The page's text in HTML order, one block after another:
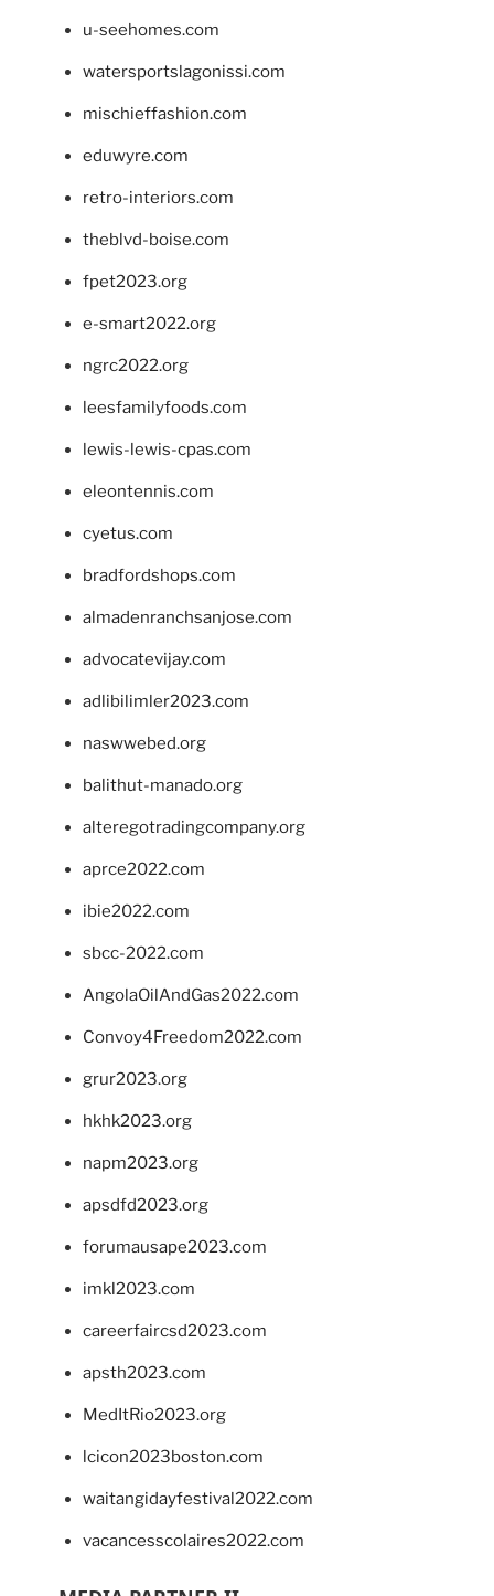
u-seehomes.com
watersportslagonissi.com
mischieffashion.com
eduwyre.com
retro-interiors.com
theblvd-boise.com
fpet2023.org
e-smart2022.org
ngrc2022.org
leesfamilyfoods.com
lewis-lewis-cpas.com
eleontennis.com
cyetus.com
bradfordshops.com
almadenranchsanjose.com
advocatevijay.com
adlibilimler2023.com
naswwebed.org
balithut-manado.org
alteregotradingcompany.org
aprce2022.com
ibie2022.com
sbcc-2022.com
AngolaOilAndGas2022.com
Convoy4Freedom2022.com
grur2023.org
hkhk2023.org
napm2023.org
apsdfd2023.org
forumausape2023.com
imkl2023.com
careerfaircsd2023.com
apsth2023.com
MedItRio2023.org
lcicon2023boston.com
waitangidayfestival2022.com
vacancesscolaires2022.com